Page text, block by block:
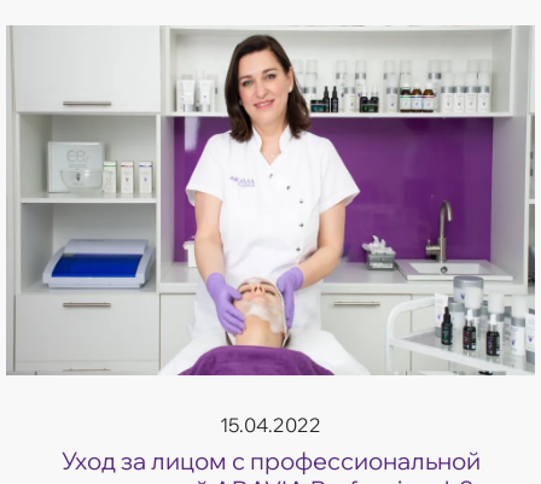
15.04.2022
Уход за лицом с профессиональной